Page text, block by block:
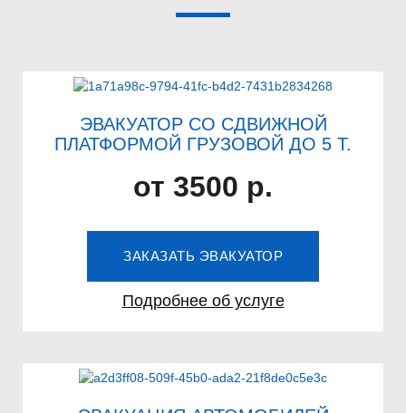
ЭВАКУАТОР СО СДВИЖНОЙ
ПЛАТФОРМОЙ ГРУЗОВОЙ ДО 5 Т.
от 3500 р.
ЗАКАЗАТЬ ЭВАКУАТОР
Подробнее об услуге